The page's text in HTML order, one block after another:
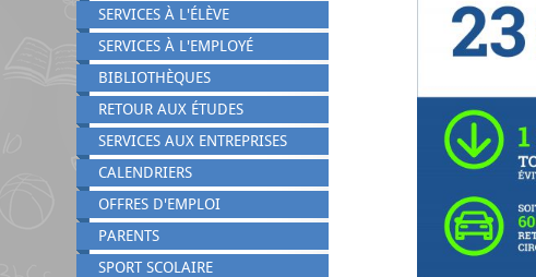
SERVICES À L'ÉLÈVE
SERVICES À L'EMPLOYÉ
BIBLIOTHÈQUES
RETOUR AUX ÉTUDES
SERVICES AUX ENTREPRISES
CALENDRIERS
OFFRES D'EMPLOI
PARENTS
SPORT SCOLAIRE